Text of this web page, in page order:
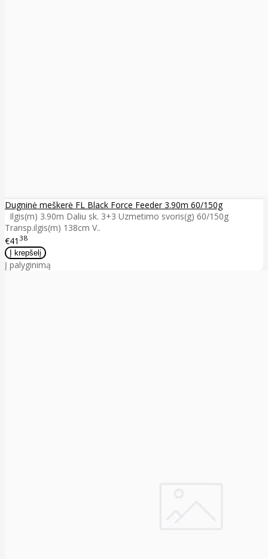
Dugninė meškerė FL Black Force Feeder 3.90m 60/150g
Ilgis(m) 3.90m Daliu sk. 3+3 Uzmetimo svoris(g) 60/150g
Transp.ilgis(m) 138cm V..
€41 38
Į palyginimą